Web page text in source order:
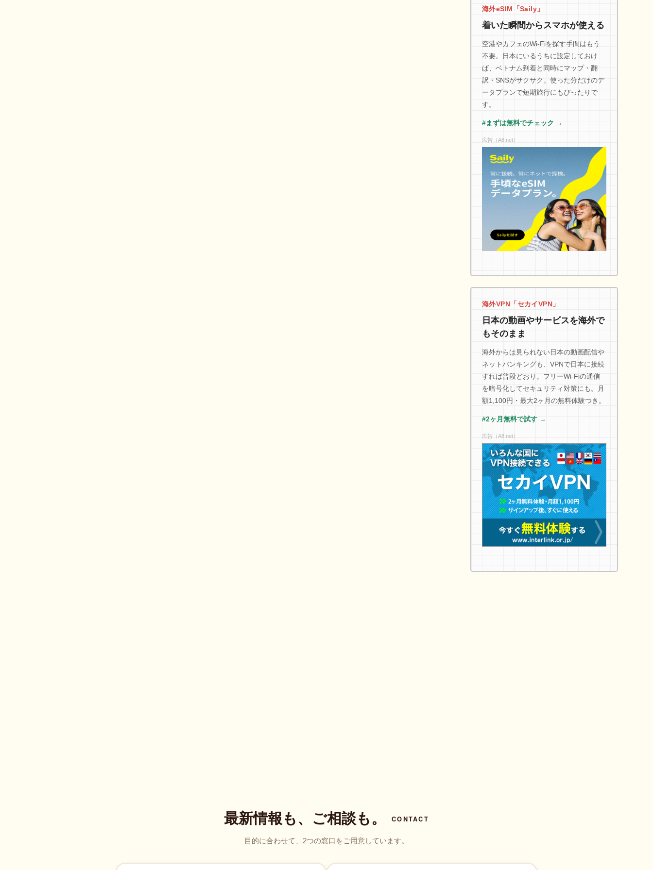
海外eSIM「Saily」
着いた瞬間からスマホが使える
空港やカフェのWi-Fiを探す手間はもう
不要。日本にいるうちに設定しておけ
ば、ベトナム到着と同時にマップ・翻
訳・SNSがサクサク。使った分だけのデ
ータプランで短期旅行にもぴったりで
す。
#まずは無料でチェック →
広告（A8.net）
海外VPN「セカイVPN」
日本の動画やサービスを海外で
もそのまま
海外からは見られない日本の動画配信や
ネットバンキングも、VPNで日本に接続
すれば普段どおり。フリーWi-Fiの通信
を暗号化してセキュリティ対策にも。月
額1,100円・最大2ヶ月の無料体験つき。
#2ヶ月無料で試す →
広告（A8.net）
最新情報も、ご相談も。 CONTACT
目的に合わせて、2つの窓口をご用意しています。